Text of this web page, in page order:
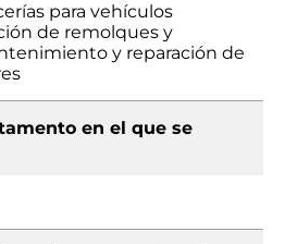
para vehículos
de remolques y
y reparación de
en el que se